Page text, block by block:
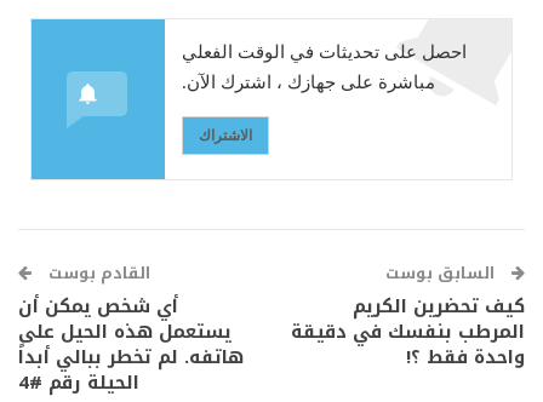
احصل على تحديثات في الوقت الفعلي
مباشرة على جهازك ، اشترك الآن.
الاشتراك
السابق بوست
كيف تحضرين الكريم
المرطب بنفسك في دقيقة
واحدة فقط ؟!
القادم بوست
أي شخص يمكن أن
يستعمل هذه الحيل على
هاتفه. لم تخطر ببالي أبداً
الحيلة رقم #4